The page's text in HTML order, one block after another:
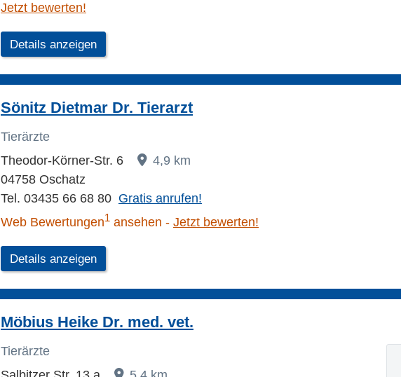
Jetzt bewerten!
Details anzeigen
Sönitz Dietmar Dr. Tierarzt
Tierärzte
Theodor-Körner-Str. 6
4,9 km
04758 Oschatz
Tel. 03435 66 68 80 Gratis anrufen!
Web Bewertungen1 ansehen Jetzt bewerten!
Details anzeigen
Möbius Heike Dr. med. vet.
Tierärzte